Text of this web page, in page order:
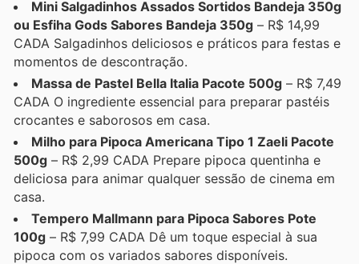
Mini Salgadinhos Assados Sortidos Bandeja 350g
ou Esfiha Gods Sabores Bandeja 350g – R$ 14,99
CADA Salgadinhos deliciosos e práticos para festas e
momentos de descontração.
Massa de Pastel Bella Italia Pacote 500g – R$ 7,49
CADA O ingrediente essencial para preparar pastéis
crocantes e saborosos em casa.
Milho para Pipoca Americana Tipo 1 Zaeli Pacote
500g – R$ 2,99 CADA Prepare pipoca quentinha e
deliciosa para animar qualquer sessão de cinema em
casa.
Tempero Mallmann para Pipoca Sabores Pote
100g – R$ 7,99 CADA Dê um toque especial à sua
pipoca com os variados sabores disponíveis.